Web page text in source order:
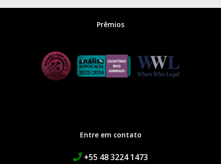
Prêmios
Entre em contato
+55 48 3224 1473